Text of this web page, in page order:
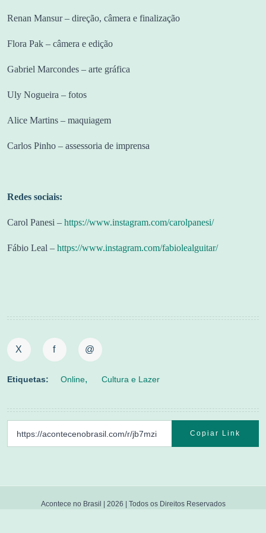
Renan Mansur – direção, câmera e finalização
Flora Pak – câmera e edição
Gabriel Marcondes – arte gráfica
Uly Nogueira – fotos
Alice Martins – maquiagem
Carlos Pinho – assessoria de imprensa
Redes sociais:
Carol Panesi – https://www.instagram.com/carolpanesi/
Fábio Leal – https://www.instagram.com/fabiolealguitar/
X f @
Etiquetas: Online Cultura e Lazer
Copiar Link
Acontece no Brasil | 2026 | Todos os Direitos Reservados